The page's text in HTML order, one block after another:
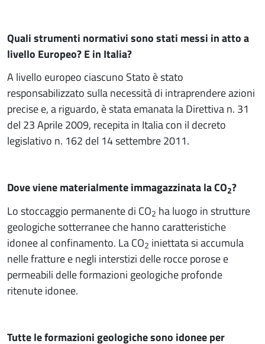
Quali strumenti normativi sono stati messi in atto a
livello Europeo? E in Italia?
A livello europeo ciascuno Stato è stato
responsabilizzato sulla necessità di intraprendere azioni
precise e, a riguardo, è stata emanata la Direttiva n. 31
del 23 Aprile 2009, recepita in Italia con il decreto
legislativo n. 162 del 14 settembre 2011.
Dove viene materialmente immagazzinata la CO2?
Lo stoccaggio permanente di CO2 ha luogo in strutture
geologiche sotterranee che hanno caratteristiche
idonee al confinamento. La CO2 iniettata si accumula
nelle fratture e negli interstizi delle rocce porose e
permeabili delle formazioni geologiche profonde
ritenute idonee.
Tutte le formazioni geologiche sono idonee per